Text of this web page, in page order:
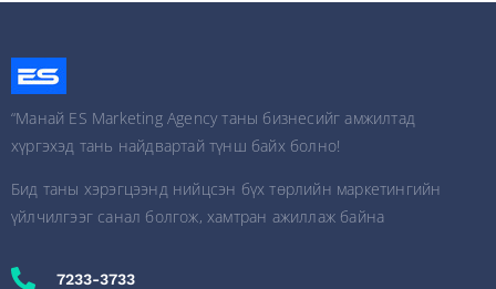
“Манай ES Marketing Agency таны бизнесийг амжилтад
хүргэхэд тань найдвартай түнш байх болно!
Бид таны хэрэгцээнд нийцсэн бүх төрлийн маркетингийн
үйлчилгээг санал болгож, хамтран ажиллаж байна
7233-3733